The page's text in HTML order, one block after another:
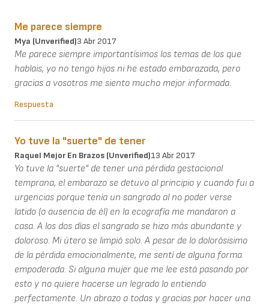
Me parece siempre
Mya (unverified)3 Abr 2017
Me parece siempre importantísimos los temas de los que
hablais, yo no tengo hijos ni he estado embarazada, pero
gracias a vosotros me siento mucho mejor informada.
Respuesta
Yo tuve la "suerte" de tener
Raquel Mejor En Brazos (unverified)13 Abr 2017
Yo tuve la "suerte" de tener una pérdida gestacional
temprana, el embarazo se detuvo al principio y cuando fui a
urgencias porque tenía un sangrado al no poder verse
latido (o ausencia de él) en la ecografía me mandaron a
casa. A los dos días el sangrado se hizo más abundante y
doloroso. Mi útero se limpió solo. A pesar de lo dolorósisimo
de la pérdida emocionalmente, me sentí de alguna forma
empoderada. Si alguna mujer que me lee está pasando por
esto y no quiere hacerse un legrado lo entiendo
perfectamente. Un abrazo a todas y gracias por hacer una